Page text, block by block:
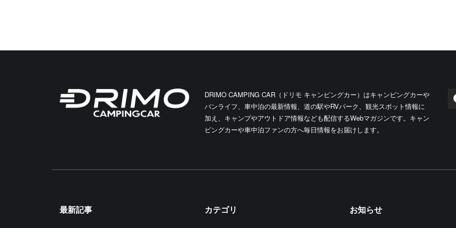
DRIMO CAMPING CAR（ドリモ キャンピングカー）はキャンピングカーや
バンライフ、車中泊の最新情報、道の駅やRVパーク、観光スポット情報に
加え、キャンプやアウトドア情報なども配信するWebマガジンです。キャン
ピングカーや車中泊ファンの方へ毎日情報をお届けします。
最新記事 カテゴリ お知らせ